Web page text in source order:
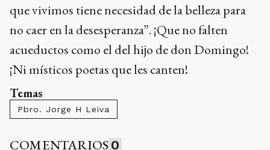
que vivimos tiene necesidad de la belleza para
no caer en la desesperanza”. ¡Que no falten
acueductos como el del hijo de don Domingo!
¡Ni místicos poetas que les canten!
Temas
Pbro. Jorge H Leiva
COMENTARIOS 0